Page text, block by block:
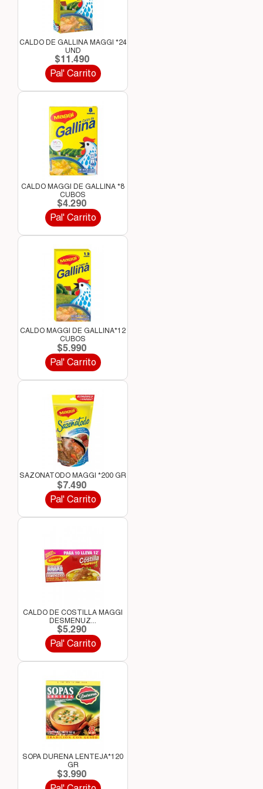
CALDO DE GALLINA MAGGI *24
UND
$11.490
Pal' Carrito
CALDO MAGGI DE GALLINA *8
CUBOS
$4.290
Pal' Carrito
CALDO MAGGI DE GALLINA*12
CUBOS
$5.990
Pal' Carrito
SAZONATODO MAGGI *200 GR
$7.490
Pal' Carrito
CALDO DE COSTILLA MAGGI
DESMENUZ...
$5.290
Pal' Carrito
SOPA DURENA LENTEJA*120
GR
$3.990